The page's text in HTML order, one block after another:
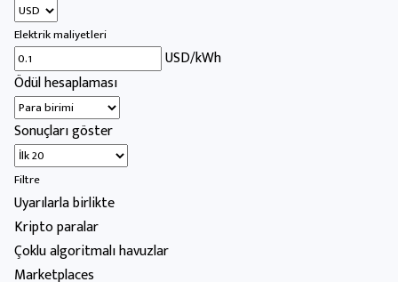
Elektrik maliyetleri
USD/kWh
Ödül hesaplaması
Sonuçları göster
Filtre
Uyarılarla birlikte
Kripto paralar
Çoklu algoritmalı havuzlar
Marketplaces